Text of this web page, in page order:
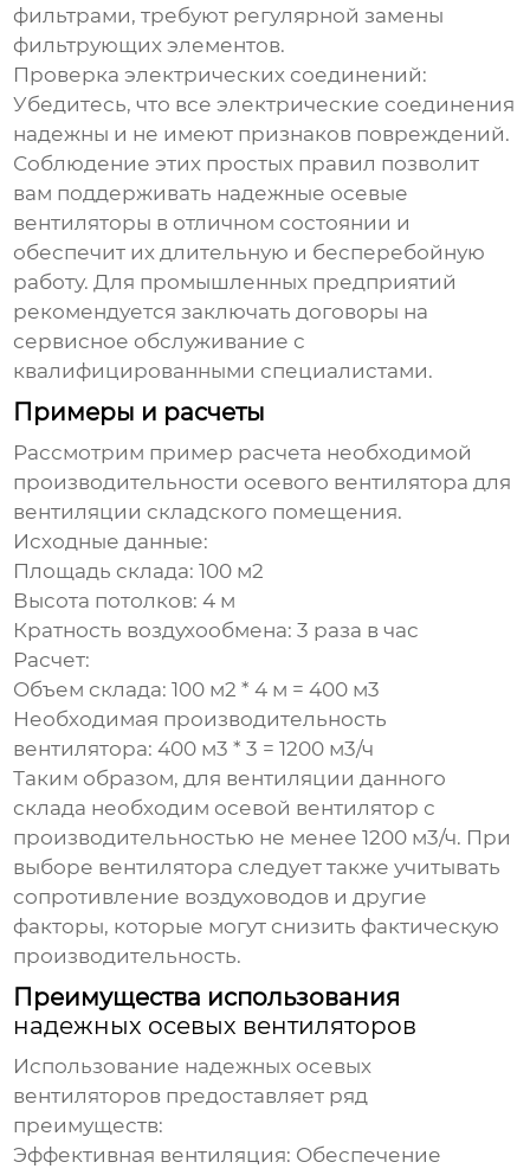
фильтрами, требуют регулярной замены
фильтрующих элементов.
Проверка электрических соединений:
Убедитесь, что все электрические соединения
надежны и не имеют признаков повреждений.
Соблюдение этих простых правил позволит
вам поддерживать надежные осевые
вентиляторы в отличном состоянии и
обеспечит их длительную и бесперебойную
работу. Для промышленных предприятий
рекомендуется заключать договоры на
сервисное обслуживание с
квалифицированными специалистами.
Примеры и расчеты
Рассмотрим пример расчета необходимой
производительности осевого вентилятора для
вентиляции складского помещения.
Исходные данные:
Площадь склада: 100 м2
Высота потолков: 4 м
Кратность воздухообмена: 3 раза в час
Расчет:
Объем склада: 100 м2 * 4 м = 400 м3
Необходимая производительность
вентилятора: 400 м3 * 3 = 1200 м3/ч
Таким образом, для вентиляции данного
склада необходим осевой вентилятор с
производительностью не менее 1200 м3/ч. При
выборе вентилятора следует также учитывать
сопротивление воздуховодов и другие
факторы, которые могут снизить фактическую
производительность.
Преимущества использования
надежных осевых вентиляторов
Использование надежных осевых
вентиляторов предоставляет ряд
преимуществ:
Эффективная вентиляция: Обеспечение